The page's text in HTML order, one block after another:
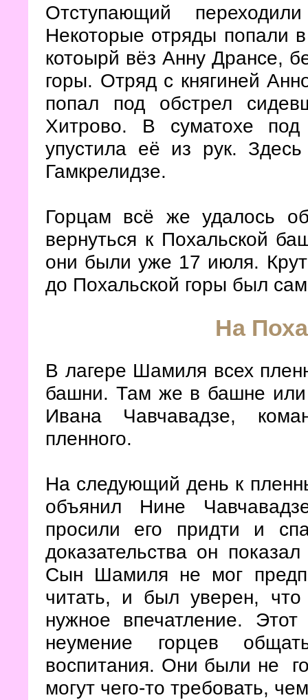
Отступающий
Некоторые отряды попали
котоырй вёз Анну Дрансе,
горы. Отряд с княгиней
попал под обстрел
Хитрово. В суматохе
упустила её из рук.
Гамкрелидзе.
Горцам всё же удалось
вернуться к Похальской
они были уже 17 июля.
до Похальской горы был
На
В лагере Шамиля всех
башни. Там же в башне или
Ивана Чавчавадзе,
пленного.
На следующий день к
объянил Нине
просили его придти и
доказательства он
Сын Шамиля не мог
читать, и был уверен, что
нужное впечатление.
неумение горцев
воспитания. Они были не
могут чего-то требовать,